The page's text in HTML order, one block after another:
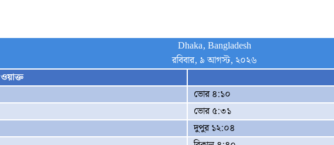
Dhaka, Bangladesh
রবিবার, ৯ আগস্ট, ২০২৬
ওয়াক্ত
ভোর ৪:১০
ভোর ৫:৩১
দুপুর ১২:০৪